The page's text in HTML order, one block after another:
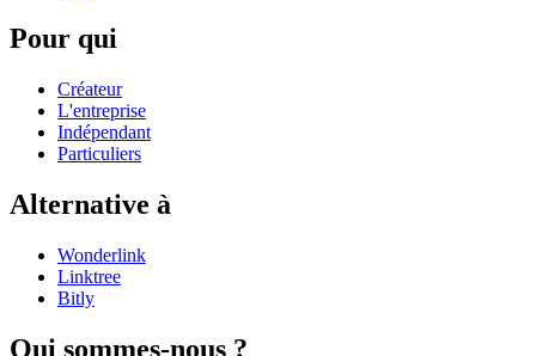
Pour qui
Créateur
L'entreprise
Indépendant
Particuliers
Alternative à
Wonderlink
Linktree
Bitly
Qui sommes-nous ?